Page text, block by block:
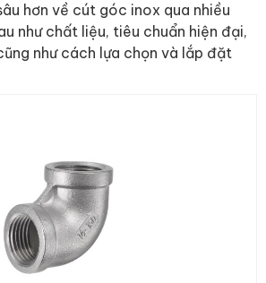
hơn về cút góc inox qua nhiều
như chất liệu, tiêu chuẩn hiện đại,
như cách lựa chọn và lắp đặt